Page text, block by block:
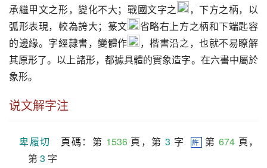
承繼甲文之形，變化不大；戰國文字之
，下方之柄，以
弧形表現，較為誇大；篆文
省略右上方之柄和下端匙容
的邊緣。字經隷書，變體作
，楷書沿之，也就不易瞭解
其原形了。以上諸形，都據具體的實象造字。在六書中屬於
象形。
说文解字注
卑履切 頁碼 ：第 1536 頁，第 3 字 許 第 674 頁，
第 3 字